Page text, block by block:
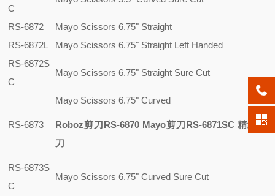
C
RS-6872
Mayo Scissors 6.75" Straight
RS-6872L
Mayo Scissors 6.75" Straight Left Handed
RS-6872S
C
Mayo Scissors 6.75" Straight Sure Cut
RS-6873
Mayo Scissors 6.75" Curved
Roboz剪刀RS-6870 Mayo剪刀RS-6871SC 精细剪
刀
RS-6873S
C
Mayo Scissors 6.75" Curved Sure Cut